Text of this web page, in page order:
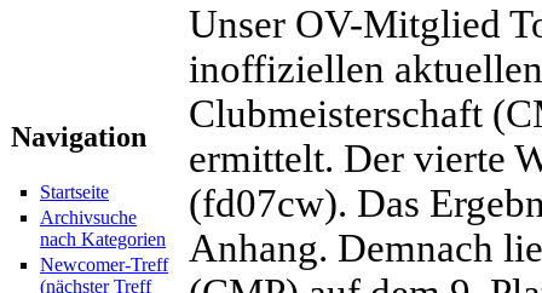
Navigation
Startseite
Archivsuche
nach Kategorien
Newcomer-Treff
(nächster Treff
Unser OV-Mitglied
inoffiziellen
Clubmeisterschaft
ermittelt. Der vierte
(fd07cw). Das
Anhang. Demnach